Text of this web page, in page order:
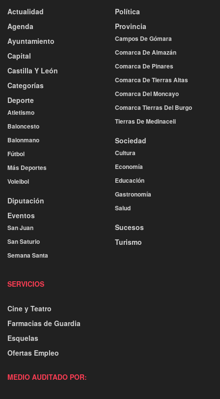
Actualidad
Agenda
Ayuntamiento
Capital
Castilla Y León
Categorías
Deporte
Atletismo
Baloncesto
Balonmano
Fútbol
Más Deportes
Voleibol
Diputación
Eventos
San Juan
San Saturio
Semana Santa
Política
Provincia
Campos De Gómara
Comarca De Almazán
Comarca De Pinares
Comarca De Tierras Altas
Comarca Del Moncayo
Comarca Tierras Del Burgo
Tierras De Medinaceli
Sociedad
Cultura
Economía
Educación
Gastronomía
Salud
Sucesos
Turismo
SERVICIOS
Cine y Teatro
Farmacias de Guardia
Esquelas
Ofertas Empleo
MEDIO AUDITADO POR: